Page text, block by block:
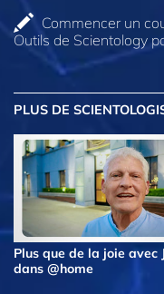
Commencer un
Outils de Scientology
PLUS DE
Plus que de la joie avec
dans @home